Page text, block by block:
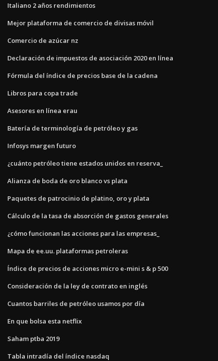
Italiano 2 años rendimientos
Mejor plataforma de comercio de divisas móvil
Comercio de azúcar nz
Declaración de impuestos de asociación 2020 en línea
Fórmula del índice de precios base de la cadena
Libros para copa trade
Asesores en línea erau
Batería de terminología de petróleo y gas
Infosys margen futuro
¿cuánto petróleo tiene estados unidos en reserva_
Alianza de boda de oro blanco vs plata
Paquetes de patrocinio de platino, oro y plata
Cálculo de la tasa de absorción de gastos generales
¿cómo funcionan las acciones para las empresas_
Mapa de ee.uu. plataformas petroleras
Índice de precios de acciones micro e-mini s & p 500
Consideración de la ley de contrato en inglés
Cuantos barriles de petróleo usamos por día
En que bolsa esta netflix
Saham ptba 2019
Tabla intradía del índice nasdaq